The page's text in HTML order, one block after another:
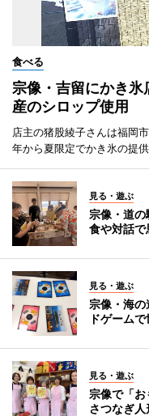
食べる
宗像・吉留にかき
産のシロップ使用
店主の猪股綾子さんは福岡
年から夏限定でかき氷の提供
見る・遊ぶ
宗像・道
食や対話で
見る・遊ぶ
宗像・海
ドゲーム
見る・遊ぶ
宗像で「
さつなぎ